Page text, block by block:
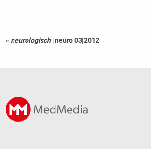
« neurologisch |neuro 03|2012